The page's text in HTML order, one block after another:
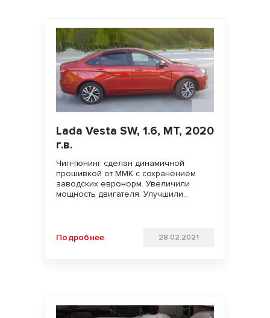
Lada Vesta SW, 1.6, МT, 2020
г.в.
Чип-тюнинг сделан динамичной
прошивкой от MMK с сохранением
заводских евронорм. Увеличили
мощность двигателя. Улучшили
Подробнее 28.02.2021